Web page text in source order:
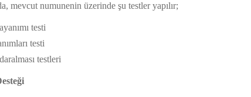
mevcut numunenin üzerinde şu testler yapılır;
testi
testi
testleri